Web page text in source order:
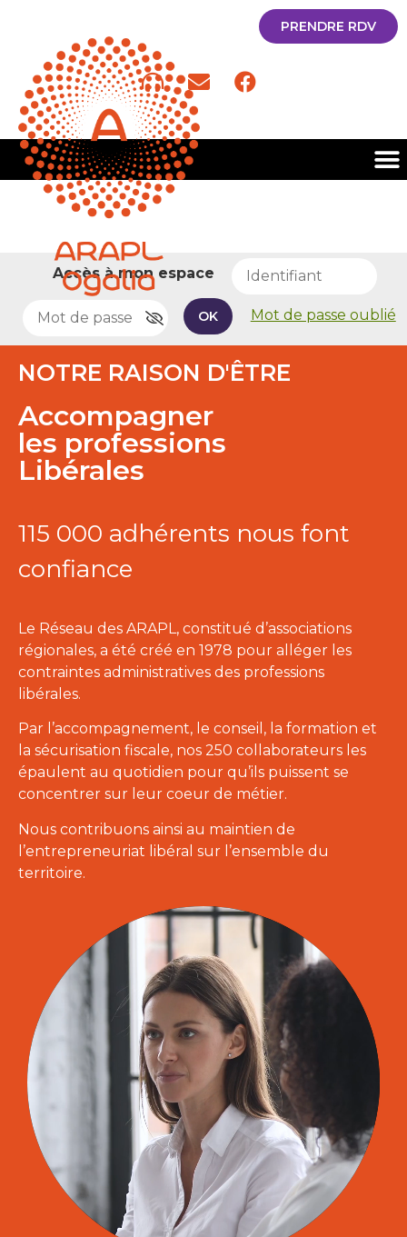
PRENDRE RDV
Accès à mon espace
OK Mot de passe oublié
NOTRE RAISON D'ÊTRE
Accompagner
les professions
Libérales
115 000 adhérents nous font
confiance
Le Réseau des ARAPL, constitué d’associations
régionales, a été créé en 1978 pour alléger les
contraintes administratives des professions
libérales.
Par l’accompagnement, le conseil, la formation et
la sécurisation fiscale, nos 250 collaborateurs les
épaulent au quotidien pour qu’ils puissent se
concentrer sur leur coeur de métier.
Nous contribuons ainsi au maintien de
l’entrepreneuriat libéral sur l’ensemble du
territoire.